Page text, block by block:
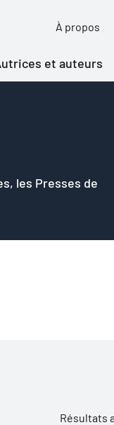
À propos
et auteurs
les Presses de
Résultats